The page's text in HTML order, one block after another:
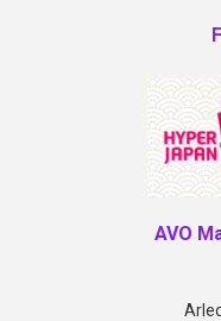
AVO